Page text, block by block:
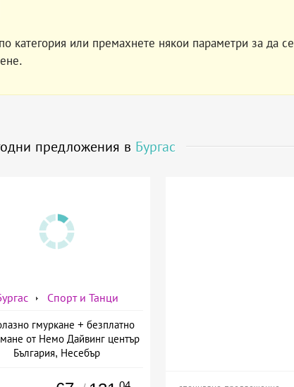
категория или премахнете някои параметри за да се
предложения в Бургас
Спорт и Танци
гмуркане + безплатно
от Немо Дайвинг център
България, Несебър